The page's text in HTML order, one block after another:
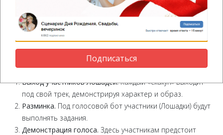
9. Кубок Мустанга - лошадиные
скачки
Ведущий:поздравить прискакали кони! Встречаем!
Выход участников Лошадей.Каждый «скакун» выходит
под свой трек, демонстрируя характер и образ.
Разминка. Под голосовой бот участники (Лошадки) будут
выполнять задания.
Демонстрация голоса. Здесь участникам предстоит
Подписаться